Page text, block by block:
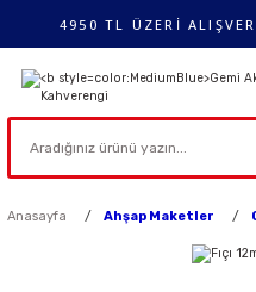
4950 TL ÜZERİ
Anasayfa Ahşap Maketler